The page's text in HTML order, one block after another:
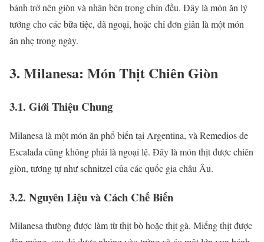
bánh trở nên giòn và nhân bên trong chín đều. Đây là món ăn lý
tưởng cho các bữa tiệc, dã ngoại, hoặc chỉ đơn giản là một món
ăn nhẹ trong ngày.
3. Milanesa: Món Thịt Chiên Giòn
3.1. Giới Thiệu Chung
Milanesa là một món ăn phổ biến tại Argentina, và Remedios de
Escalada cũng không phải là ngoại lệ. Đây là món thịt được chiên
giòn, tương tự như schnitzel của các quốc gia châu Âu.
3.2. Nguyên Liệu và Cách Chế Biến
Milanesa thường được làm từ thịt bò hoặc thịt gà. Miếng thịt được